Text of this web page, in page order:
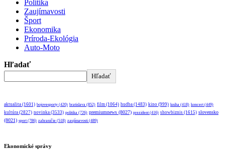
Politika
Zaujímavosti
Šport
Ekonomika
Príroda-Ekológia
Auto-Moto
Hľadať
Hľadať
aktualita (1601) bojovesporty (420) bratislava (852) film (1064) hudba (1483) kino (999) kniha (418) koncert (449)
kultúra (2827) novinka (3533) politika (726) premiumnews (8027) prezident (416) showbiznis (1615) slovensko
(8021) sport (786) zahraničie (518) zaujímavosti (489)
Ekonomické správy